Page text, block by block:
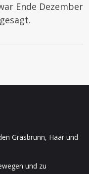
Ende Dezember
Grasbrunn, Haar und
und zu